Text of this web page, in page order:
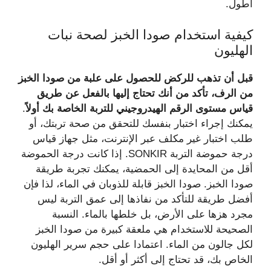
أطول.
كيفية استخدام صودا الخبز لصحة نبات
الهليون
قبل أن تذهب للركض للحصول على علبة من صودا الخبز
من الرف، تأكد من أنك تحتاج إليها بالفعل عن طريق
قياس مستوى الرقم الهيدروجيني للتربة الخاصة بك أولاً.
يمكنك إجراء اختبار بنفسك للتحقق من صحة تربتك، أو
طلب اختبار غير مكلف عبر الإنترنت، مثل جهاز قياس
درجة حموضة التربة SONKIR. إذا كانت درجة الحموضة
أقل من المحايدة إلى الحمضية، يمكنك تجربة طريقة
صودا الخبز. صودا الخبز قابلة للذوبان في الماء، لذا فإن
أفضل طريقة للتأكد من نفاذها إلى عمق التربة ليس
مجرد هزها على الأرض، بل خلطها بالماء. النسبة
الصحيحة للاستخدام هي ملعقة كبيرة من صودا الخبز
لكل جالون من الماء. اعتمادا على حجم سرير الهليون
الخاص بك، قد تحتاج إلى أكثر أو أقل.